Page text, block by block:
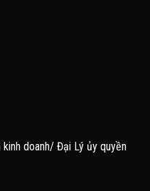
doanh/ Đại Lý ủy quyền